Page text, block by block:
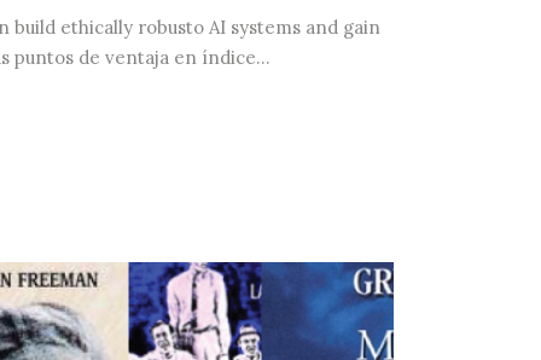
ethically robusto AI systems and gain
puntos de ventaja en índice...